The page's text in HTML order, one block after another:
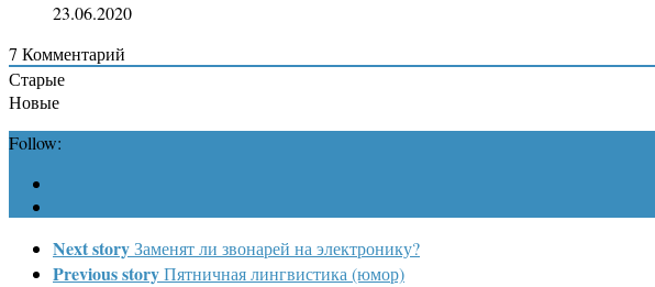
23.06.2020
7 Комментарий
Старые
Новые
Follow:
Next storyЗаменят ли звонарей на электронику?
Previous storyПятничная лингвистика (юмор)